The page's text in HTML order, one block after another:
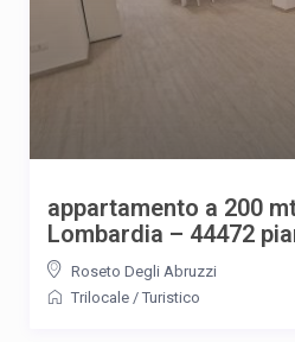
appartamento a 200
Lombardia – 44472
Roseto Degli Abruzzi
Trilocale / Turistico